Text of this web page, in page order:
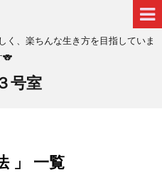
く、楽ちんな生き方を目指していま
🐨
号室
」 一覧